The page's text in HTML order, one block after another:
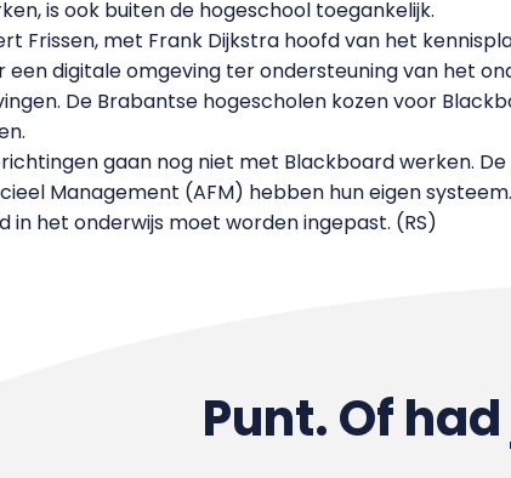
is ook buiten de hogeschool toegankelijk.
Frissen, met Frank Dijkstra hoofd van het
een digitale omgeving ter ondersteuning van het
De Brabantse hogescholen kozen voor
gaan nog niet met Blackboard werken.
Management (AFM) hebben hun eigen
in het onderwijs moet worden ingepast. (RS)
Punt. Of